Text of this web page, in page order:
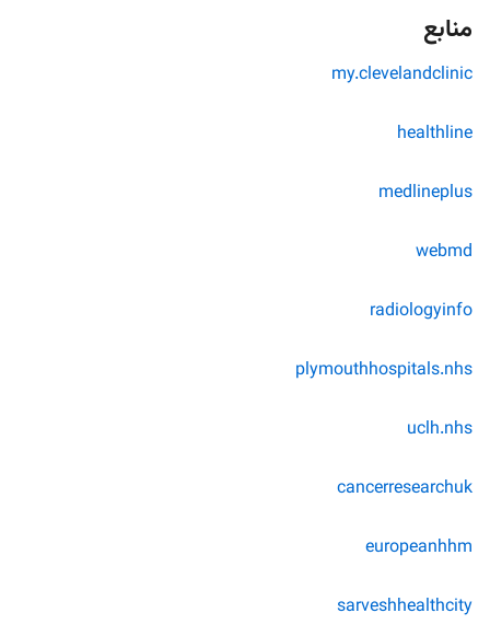
منابع
my.clevelandclinic
healthline
medlineplus
webmd
radiologyinfo
plymouthhospitals.nhs
uclh.nhs
cancerresearchuk
europeanhhm
sarveshhealthcity